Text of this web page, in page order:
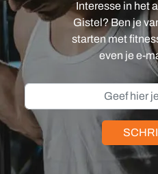
Interesse in het
Gistel? Ben je
starten met
even je e-